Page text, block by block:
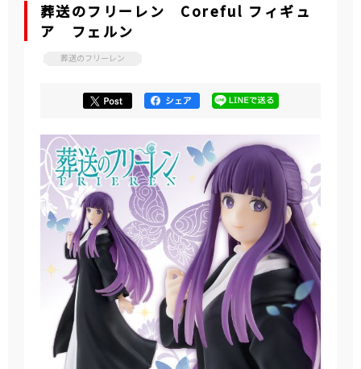
葬送のフリーレン Coreful フィギュ
ア フェルン
葬送のフリーレン